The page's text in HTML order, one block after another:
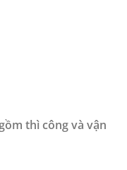
thì công và vận